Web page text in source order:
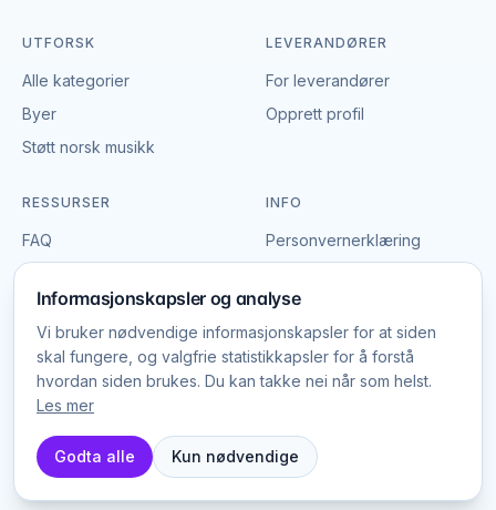
paneldebatter eller workshops. Mange leverandører
tilbyr komplette konferanselydpakker inkl. mikser,
Lyd til utendørs arrangementer
Utendørs events krever mer kraftfullt utstyr enn
oppmerksom på kommunens regler for lydnivåer og
anlegg og plassering av høyttalere.
Hva koster lydutleie?
Prisen varierer etter utstyrsnivå og servicepakke. Et
basisanlegg til en privat fest starter fra ca. 1 000–3
000 kr, mens profesjonelt utstyr til større events
UTFORSK
Alle kategorier
Byer
Støtt norsk musikk
LEVERANDØRER
For leverandører
Opprett profil
RESSURSER
FAQ
INFO
Personvernerklæring
Vilkår
© EventBookingNordic
DK · SE · NO
Informasjonskapsler og analyse
Vi bruker nødvendige informasjonskapsler for at siden
skal fungere, og valgfrie statistikkapsler for å forstå
hvordan siden brukes. Du kan takke nei når som helst.
Les mer
Godta alle Kun nødvendige